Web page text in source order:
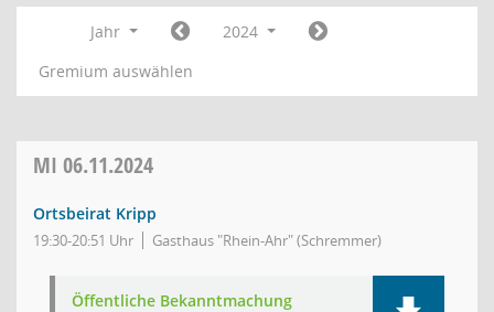
Jahr
2024
Gremium auswählen
MI 06.11.2024
Ortsbeirat Kripp
19:30-20:51 Uhr Gasthaus "Rhein-Ahr" (Schremmer)
Öffentliche Bekanntmachung